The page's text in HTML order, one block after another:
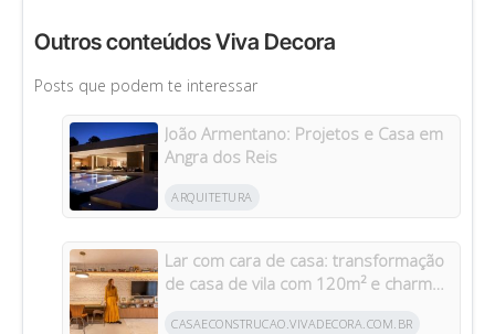
Outros conteúdos Viva Decora
Posts que podem te interessar
João Armentano: Projetos e Casa em
Angra dos Reis
ARQUITETURA
Lar com cara de casa: transformação
de casa de vila com 120m² e charme
CASAECONSTRUCAO.VIVADECORA.COM.BR